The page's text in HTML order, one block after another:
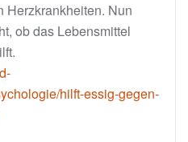
Herzkrankheiten. Nun
ob das Lebensmittel
hilft-essig-gegen-